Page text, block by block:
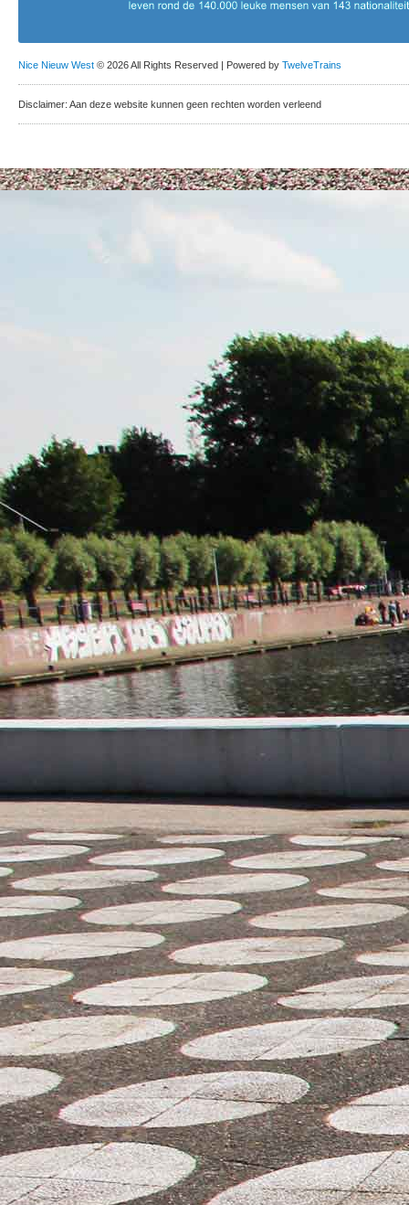
Nice Nieuw West © 2026 All Rights Reserved | Powered by TwelveTrains
Disclaimer: Aan deze website kunnen geen rechten worden verleend